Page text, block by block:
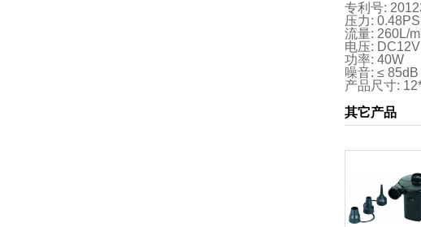
专利号:
压力: 0.48PSI
流量: 260L/
电压: DC12V
功率: 40W
噪音: ≤ 85dB
产品尺寸:
其它产品